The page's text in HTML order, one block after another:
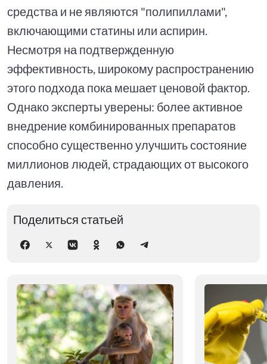
средства и не являются "полипиллами",
включающими статины или аспирин.
Несмотря на подтвержденную
эффективность, широкому распространению
этого подхода пока мешает ценовой фактор.
Однако эксперты уверены: более активное
внедрение комбинированных препаратов
способно существенно улучшить состояние
миллионов людей, страдающих от высокого
давления.
Поделиться статьей